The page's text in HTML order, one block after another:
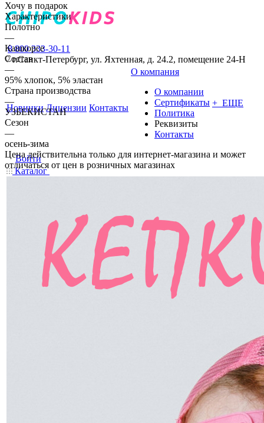
8 800 333-30-11
г.Санкт-Петербург, ул. Яхтенная, д. 24.2, помещение 24-Н
Новинки Лицензии Контакты
О компания
О компании
Сертификаты
Политика
Реквизиты
Контакты
+ ЕЩЕ
Войти
Каталог
Хочу в подарок
Характеристики
Полотно
—
Кашкорсе
Состав
—
95% хлопок, 5% эластан
Страна производства
—
УЗБЕКИСТАН
Сезон
—
осень-зима
Цена действительна только для интернет-магазина и может
отличаться от цен в розничных магазинах